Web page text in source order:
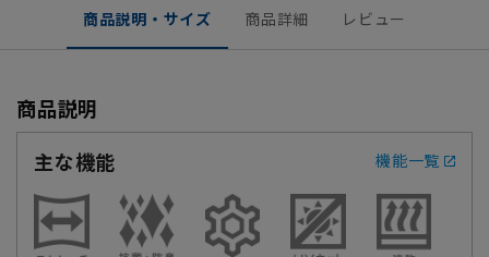
商品説明・サイズ 商品詳細 レビュー
商品説明
主な機能
機能一覧